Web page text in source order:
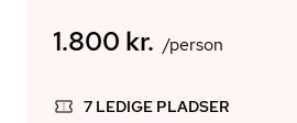
1.800 kr. /person
7 LEDIGE PLADSER